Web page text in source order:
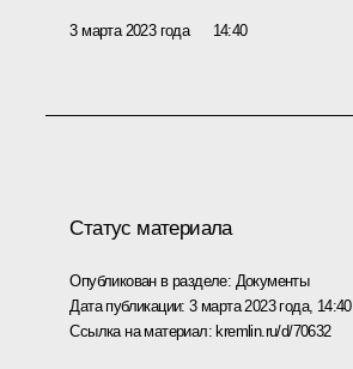
3 марта 2023 года 14:40
Статус материала
Опубликован в разделе: Документы
Дата публикации:3 марта 2023 года, 14:40
Ссылка на материал: kremlin.ru/d/70632